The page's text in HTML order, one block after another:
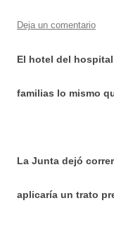
Deja un comentario
El hotel del
familias lo mismo
La Junta dejó
aplicaría un trato